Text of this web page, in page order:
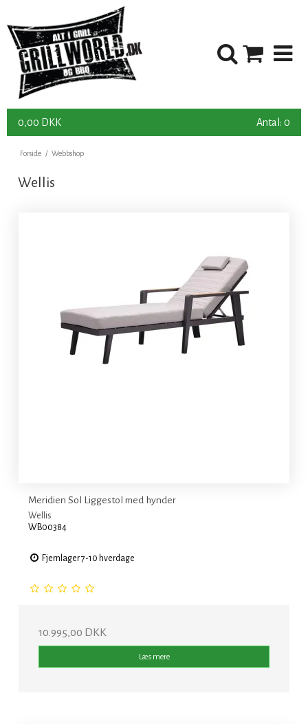
0,00 DKK Antal: 0
Forside / Webbshop
Wellis
Meridien Sol Liggestol med hynder
Wellis
WB00384
Fjernlager 7-10 hverdage
10.995,00 DKK
Læs mere